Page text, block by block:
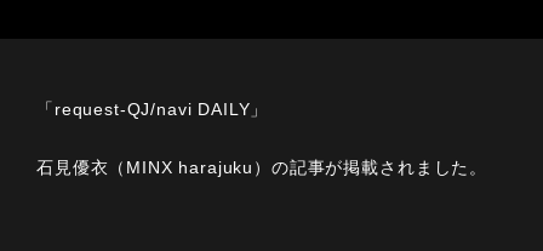
「request-QJ/navi DAILY」
石見優衣（MINX harajuku）の記事が掲載されました。